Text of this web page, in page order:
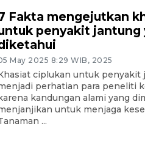
Fakta mengejutkan
penyakit jantung
May 2025 8:29 WIB, 2025
ciplukan untuk penyakit
perhatian para peneliti
kandungan alami yang
untuk menjaga
...